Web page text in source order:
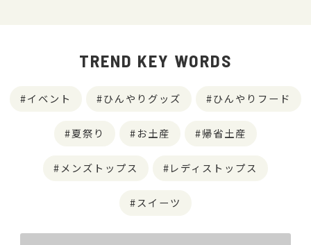
TREND KEY WORDS
イベント ひんやりグッズ ひんやりフード
夏祭り お土産 帰省土産
メンズトップス レディストップス
スイーツ